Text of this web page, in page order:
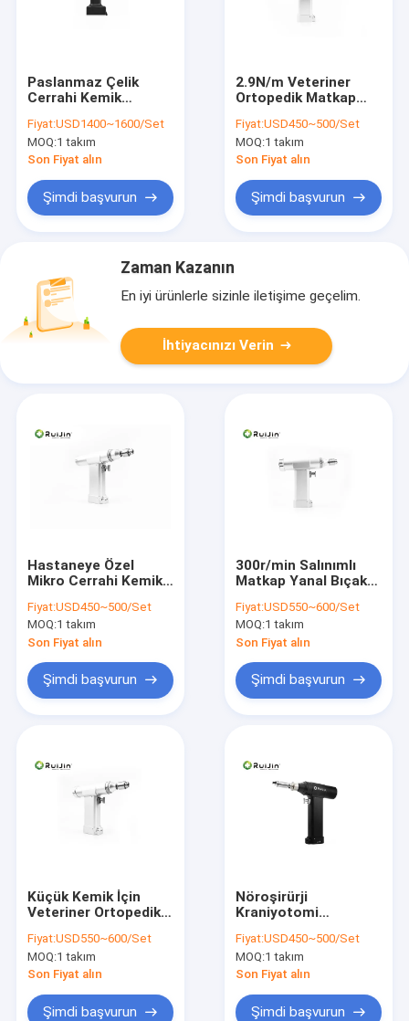
Paslanmaz Çelik
Cerrahi Kemik
Sınıf II Mini Çok
Fonksiyonlu
Fiyat:USD1400~1600/Set
MOQ:1 takım
Son Fiyat alın
Şimdi başvurun
2.9N/m Veteriner
Ortopedik Matkap
Matkap 7500gcm
Fiyat:USD450~500/Set
MOQ:1 takım
Son Fiyat alın
Şimdi başvurun
Zaman Kazanın
En iyi ürünlerle sizinle iletişime geçelim.
İhtiyacınızı Verin
Hastaneye Özel
Mikro Cerrahi Kemik
1100r.m.p
Fiyat:USD450~500/Set
MOQ:1 takım
Son Fiyat alın
Şimdi başvurun
300r/min Salınımlı
Matkap Yanal Bıçak
Testere Mikro Kemik
Matkap Kemik Eklem
Çalışması
Fiyat:USD550~600/Set
MOQ:1 takım
Son Fiyat alın
Şimdi başvurun
Küçük Kemik İçin
Veteriner Ortopedik
Matkap Kanüllü
Kemik Matkap
Fiyat:USD550~600/Set
MOQ:1 takım
Son Fiyat alın
Şimdi başvurun
Nöroşirürji
Kraniyotomi
Kraniotomi Matkap
900r / Min 7500gcm
Fiyat:USD450~500/Set
MOQ:1 takım
Son Fiyat alın
Şimdi başvurun